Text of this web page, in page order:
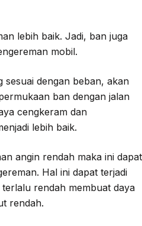
lebih baik. Jadi, ban juga
mobil.
sesuai dengan beban, akan
ban dengan jalan
cengkeram dan
lebih baik.
angin rendah maka ini dapat
Hal ini dapat terjadi
rendah membuat daya
rendah.